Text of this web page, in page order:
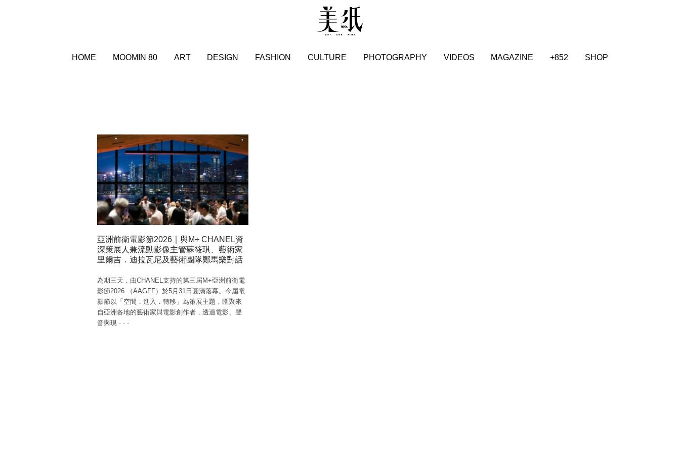
HOME MOOMIN 80 ART DESIGN FASHION CULTURE PHOTOGRAPHY VIDEOS MAGAZINE +852 SHOP
亞洲前衛電影節2026｜與M+ CHANEL資
深策展人兼流動影像主管蘇筱琪、藝術家
里爾吉．迪拉瓦尼及藝術團隊鄭馬樂對話
為期三天，由CHANEL支持的第三屆M+亞洲前衛電
影節2026 （AAGFF）於5月31日圓滿落幕。今屆電
影節以「空間．進入．轉移」為策展主題，匯聚來
自亞洲各地的藝術家與電影創作者，透過電影、聲
音與現 · · ·